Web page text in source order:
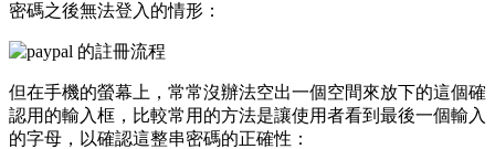
密碼之後無法登入的情形：
但在手機的螢幕上，常常沒辦法空出一個空間來放下的這個確
認用的輸入框，比較常用的方法是讓使用者看到最後一個輸入
的字母，以確認這整串密碼的正確性：